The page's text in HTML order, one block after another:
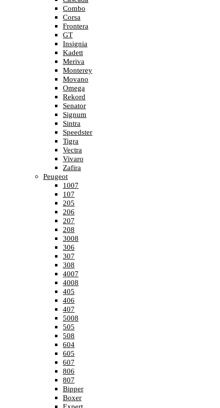
Combo
Corsa
Frontera
GT
Insignia
Kadett
Meriva
Monterey
Movano
Omega
Rekord
Senator
Signum
Sintra
Speedster
Tigra
Vectra
Vivaro
Zafira
Peugeot
1007
107
205
206
207
208
3008
306
307
308
4007
4008
405
406
407
5008
505
508
604
605
607
806
807
Bipper
Boxer